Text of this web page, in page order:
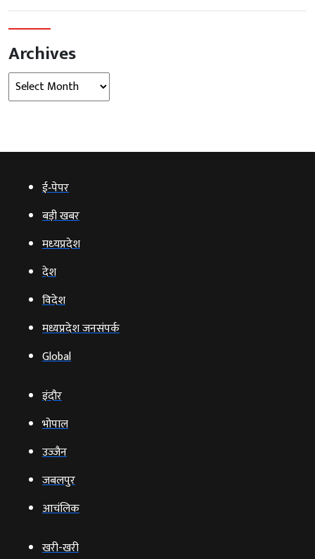
Archives
Archives
ई‑पेपर
बड़ी खबर
मध्‍यप्रदेश
देश
विदेश
मध्यप्रदेश जनसंपर्क
Global
इंदौर
भोपाल
उज्‍जैन
जबलपुर
आचंलिक
खरी-खरी